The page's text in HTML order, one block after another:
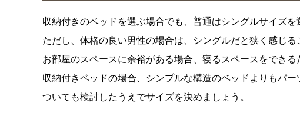
収納付きのベッドを選ぶ場合でも、普通はシングルサイズを
ただし、体格の良い男性の場合は、シングルだと狭く感じ
お部屋のスペースに余裕がある場合、寝るスペースをでき
収納付きベッドの場合、シンプルな構造のベッドよりもパ
ついても検討したうえでサイズを決めましょう。